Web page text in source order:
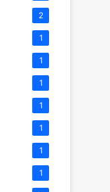
2
1
1
1
1
1
1
1